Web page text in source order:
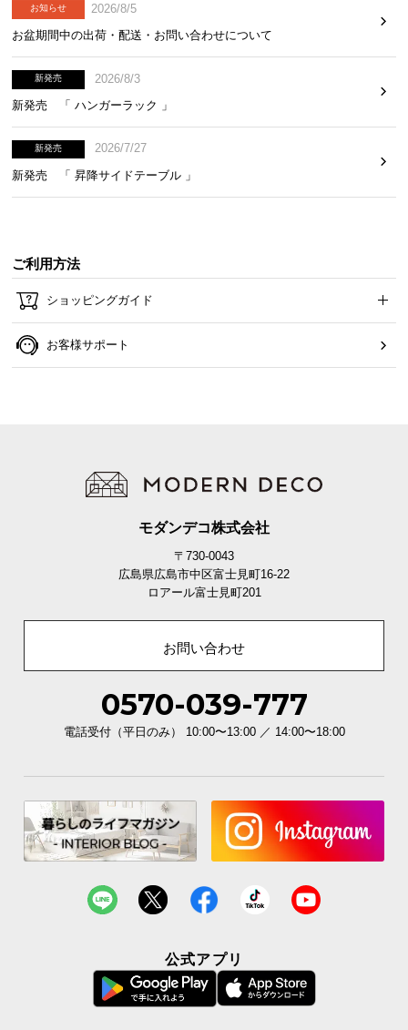
ブラウン
※単位は「センチメートル」になります
奥行き
お知らせ
2026/8/5
お盆期間中の出荷・配送・お問い合わせについて
新発売
2026/8/3
新発売 「 ハンガーラック 」
新発売
2026/7/27
新発売 「 昇降サイドテーブル 」
ご利用方法
ショッピングガイド
お客様サポート
モダンデコ株式会社
〒730-0043
広島県広島市中区富士見町16-22
ロアール富士見町201
お問い合わせ
0570-039-777
電話受付（平日のみ） 10:00〜13:00 ／ 14:00〜18:00
公式アプリ